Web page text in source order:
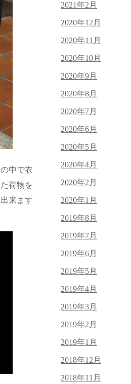
中で衣
荷物を
来ます
2021年2月
2020年12月
2020年11月
2020年10月
2020年9月
2020年8月
2020年7月
2020年6月
2020年5月
2020年4月
2020年2月
2020年1月
2019年8月
2019年7月
2019年6月
2019年5月
2019年4月
2019年3月
2019年2月
2019年1月
2018年12月
2018年11月